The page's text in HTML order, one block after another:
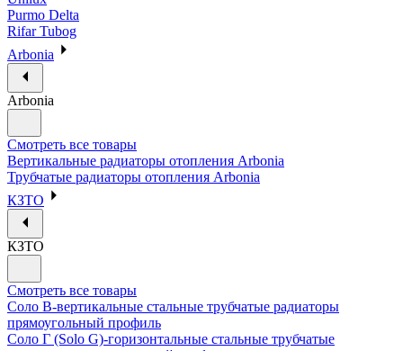
Purmo Delta
Rifar Tubog
Arbonia
Arbonia
Смотреть все товары
Вертикальные радиаторы отопления Arbonia
Трубчатые радиаторы отопления Arbonia
КЗТО
КЗТО
Смотреть все товары
Соло В-вертикальные стальные трубчатые радиаторы
прямоугольный профиль
Соло Г (Solo G)-горизонтальные стальные трубчатые